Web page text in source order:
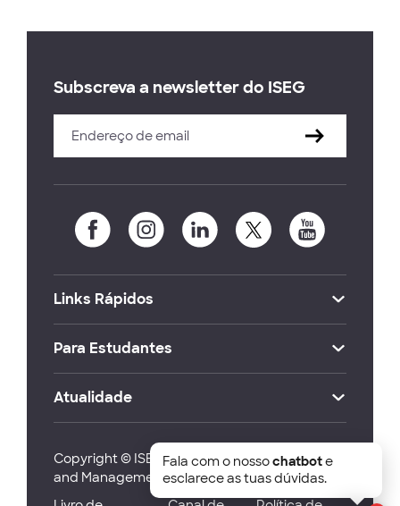
Subscreva a newsletter do ISEG
Links Rápidos
Para Estudantes
Atualidade
Copyright © ISEG Lisbon School of Economics
and Management 2026
Fala com o nossochatbote
esclarece as tuas dúvidas.